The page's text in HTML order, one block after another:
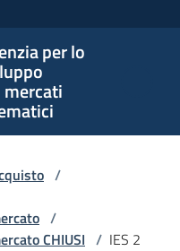
per lo
mercati
/
/
CHIUSI / IES 2